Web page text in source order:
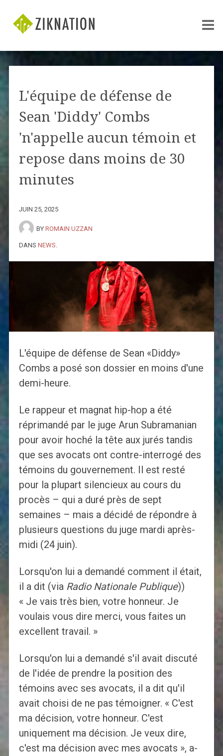
L'équipe de défense de
Sean 'Diddy' Combs
'n'appelle aucun témoin et
repose dans moins de 30
minutes
JUIN 25, 2025
BY ROMAIN UZZAN
DANS NEWS
L'équipe de défense de Sean «Diddy»
Combs a posé son dossier en moins d'une
demi-heure.
Le rappeur et magnat hip-hop a été
réprimandé par le juge Arun Subramanian
pour avoir hoché la tête aux jurés tandis
que ses avocats ont contre-interrogé des
témoins du gouvernement. Il est resté
pour la plupart silencieux au cours du
procès – qui a duré près de sept
semaines – mais a décidé de répondre à
plusieurs questions du juge mardi après-
midi (24 juin).
Lorsqu'on lui a demandé comment il était,
il a dit (via Radio Nationale Publique))
« Je vais très bien, votre honneur. Je
voulais vous dire merci, vous faites un
excellent travail. »
Lorsqu'on lui a demandé s'il avait discuté
de l'idée de prendre la position des
témoins avec ses avocats, il a dit qu'il
avait choisi de ne pas témoigner. « C'est
ma décision, votre honneur. C'est
uniquement ma décision. Je veux dire,
c'est ma décision avec mes avocats », a-